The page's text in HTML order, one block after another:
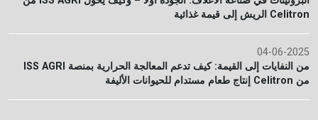
Celitron الريش إلى قيمة غذائية
04-06-2025
من النفايات إلى القيمة: كيف تدعم المعالجة الحرارية بمنصة ISS AGRI
من Celitron إنتاج طعام مستدام للحيوانات الأليفة